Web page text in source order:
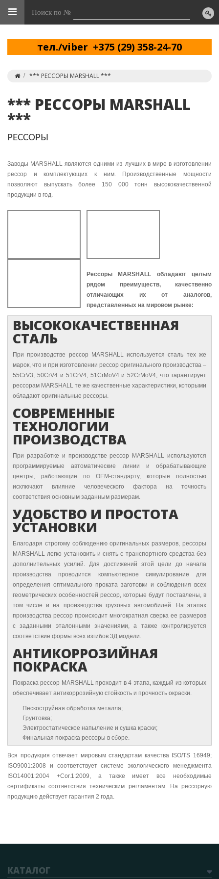
Поиск по №
тел./viber +375 (29) 358-24-70
*** РЕССОРЫ MARSHALL ***
*** РЕССОРЫ MARSHALL
***
РЕССОРЫ
Заводы MARSHALL являются одними из лучших в мире в изготовлении
рессор и комплектующих к ним. Производственные мощности
позволяют выпускать более 150 000 тонн высококачественной
продукции в год.
Рессоры MARSHALL обладают целым
рядом преимуществ, качественно
отличающих их от аналогов,
представленных на мировом рынке:
ВЫСОКОКАЧЕСТВЕННАЯ
СТАЛЬ
При производстве рессор MARSHALL используется сталь тех же
марок, что и при изготовлении рессор оригинального производства –
55CrV3, 50CrV4 и 51CrV4, 51CrMoV4 и 52CrMoV4, что гарантирует
рессорам MARSHALL те же качественные характеристики, которыми
обладают оригинальные рессоры.
СОВРЕМЕННЫЕ
ТЕХНОЛОГИИ
ПРОИЗВОДСТВА
При разработке и производстве рессор MARSHALL используются
программируемые автоматические линии и обрабатывающие
центры, работающие по OEM-стандарту, которые полностью
исключают влияние человеческого фактора на точность
соответствия основным заданным размерам.
УДОБСТВО И ПРОСТОТА
УСТАНОВКИ
Благодаря строгому соблюдению оригинальных размеров, рессоры
MARSHALL легко установить и снять с транспортного средства без
дополнительных усилий. Для достижений этой цели до начала
производства проводится компьютерное симулирование для
определения оптимального проката заготовки и соблюдения всех
геометрических особенностей рессор, которые будут поставлены, в
том числе и на производства грузовых автомобилей. На этапах
производства рессор происходит многократная сверка ее размеров
с заданными эталонными значениями, а также контролируется
соответствие формы всех изгибов 3Д модели.
АНТИКОРРОЗИЙНАЯ
ПОКРАСКА
Покраска рессор MARSHALL проходит в 4 этапа, каждый из которых
обеспечивает антикоррозийную стойкость и прочность окраски.
Пескоструйная обработка металла;
Грунтовка;
Электростатическое напыление и сушка краски;
Финальная покраска рессоры в сборе.
Вся продукция отвечает мировым стандартам качества ISO/TS 16949;
ISO9001:2008 и соответствует системе экологического менеджмента
ISO14001:2004 +Cor.1:2009, а также имеет все необходимые
сертификаты соответствия техническим регламентам. На рессорную
продукцию действует гарантия 2 года.
КАТАЛОГ